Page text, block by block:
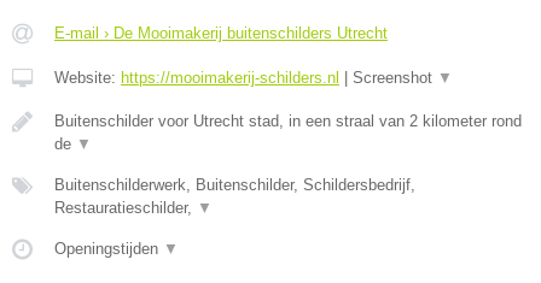
E-mail › De Mooimakerij buitenschilders Utrecht
Website: https://mooimakerij-schilders.nl Screenshot ▼
Buitenschilder voor Utrecht stad, in een straal van 2 kilometer rond
de ▼
Buitenschilderwerk, Buitenschilder, Schildersbedrijf,
Restauratieschilder, ▼
Openingstijden ▼